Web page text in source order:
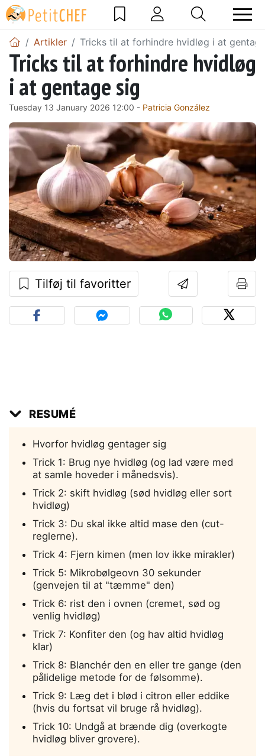
Artikler Tricks til at forhindre hvidløg i at
Tricks til at forhindre hvidløg
i at gentage sig
Tuesday 13 January 2026 12:00 - Patricia González
Tilføj til favoritter
RESUMÉ
Hvorfor hvidløg gentager sig
Trick 1: Brug nye hvidløg (og lad være med
at samle hoveder i månedsvis).
Trick 2: skift hvidløg (sød hvidløg eller sort
hvidløg)
Trick 3: Du skal ikke altid mase den (cut-
reglerne).
Trick 4: Fjern kimen (men lov ikke mirakler)
Trick 5: Mikrobølgeovn 30 sekunder
(genvejen til at "tæmme" den)
Trick 6: rist den i ovnen (cremet, sød og
venlig hvidløg)
Trick 7: Konfiter den (og hav altid hvidløg
klar)
Trick 8: Blanchér den en eller tre gange (den
pålidelige metode for de følsomme).
Trick 9: Læg det i blød i citron eller eddike
(hvis du fortsat vil bruge rå hvidløg).
Trick 10: Undgå at brænde dig (overkogte
hvidløg bliver grovere).